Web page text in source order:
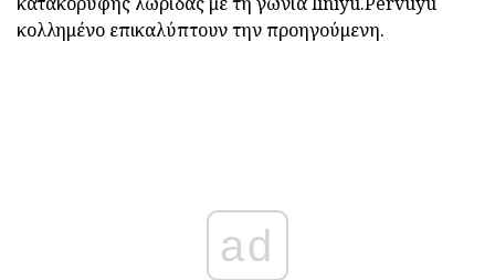
κολλημένο επικαλύπτουν την προηγούμενη.
ad